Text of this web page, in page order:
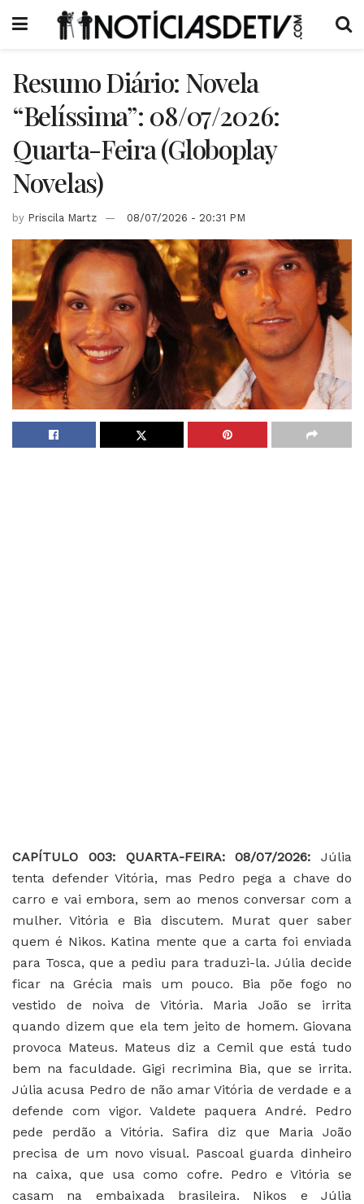
Resumo Diário: Novela
“Belíssima”: 08/07/2026:
Quarta-Feira (Globoplay
Novelas)
by Priscila Martz 08/07/2026 - 20:31 PM
CAPÍTULO 003: QUARTA-FEIRA: 08/07/2026: Júlia
tenta defender Vitória, mas Pedro pega a chave do
carro e vai embora, sem ao menos conversar com a
mulher. Vitória e Bia discutem. Murat quer saber
quem é Nikos. Katina mente que a carta foi enviada
para Tosca, que a pediu para traduzi-la. Júlia decide
ficar na Grécia mais um pouco. Bia põe fogo no
vestido de noiva de Vitória. Maria João se irrita
quando dizem que ela tem jeito de homem. Giovana
provoca Mateus. Mateus diz a Cemil que está tudo
bem na faculdade. Gigi recrimina Bia, que se irrita.
Júlia acusa Pedro de não amar Vitória de verdade e a
defende com vigor. Valdete paquera André. Pedro
pede perdão a Vitória. Safira diz que Maria João
precisa de um novo visual. Pascoal guarda dinheiro
na caixa, que usa como cofre. Pedro e Vitória se
casam na embaixada brasileira. Nikos e Júlia